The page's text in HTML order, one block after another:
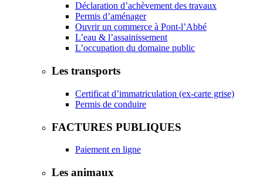
Déclaration d’achèvement des travaux
Permis d’aménager
Ouvrir un commerce à Pont-l’Abbé
L’eau & l’assainissement
L’occupation du domaine public
Les transports
Certificat d’immatriculation (ex-carte grise)
Permis de conduire
FACTURES PUBLIQUES
Paiement en ligne
Les animaux